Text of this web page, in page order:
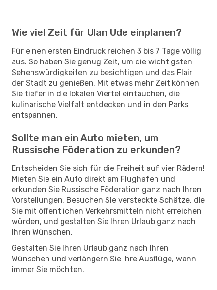
Wie viel Zeit für Ulan Ude einplanen?
Für einen ersten Eindruck reichen 3 bis 7 Tage völlig
aus. So haben Sie genug Zeit, um die wichtigsten
Sehenswürdigkeiten zu besichtigen und das Flair
der Stadt zu genießen. Mit etwas mehr Zeit können
Sie tiefer in die lokalen Viertel eintauchen, die
kulinarische Vielfalt entdecken und in den Parks
entspannen.
Sollte man ein Auto mieten, um
Russische Föderation zu erkunden?
Entscheiden Sie sich für die Freiheit auf vier Rädern!
Mieten Sie ein Auto direkt am Flughafen und
erkunden Sie Russische Föderation ganz nach Ihren
Vorstellungen. Besuchen Sie versteckte Schätze, die
Sie mit öffentlichen Verkehrsmitteln nicht erreichen
würden, und gestalten Sie Ihren Urlaub ganz nach
Ihren Wünschen.
Gestalten Sie Ihren Urlaub ganz nach Ihren
Wünschen und verlängern Sie Ihre Ausflüge, wann
immer Sie möchten.